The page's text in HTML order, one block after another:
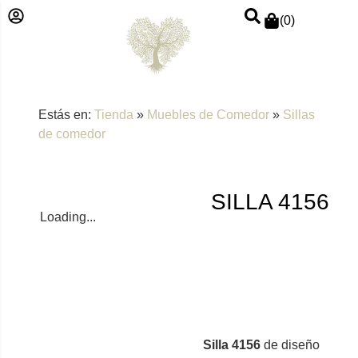
(0)
Estás en: Tienda » Muebles de Comedor » Sillas
de comedor
Loading...
SILLA 4156
Silla 4156de diseño